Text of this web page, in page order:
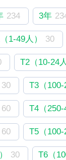
234 3年
1-49人） 30
T2（10-24人
30 T3（100-
60 T4（250-
60 T5（100-
30 T6（